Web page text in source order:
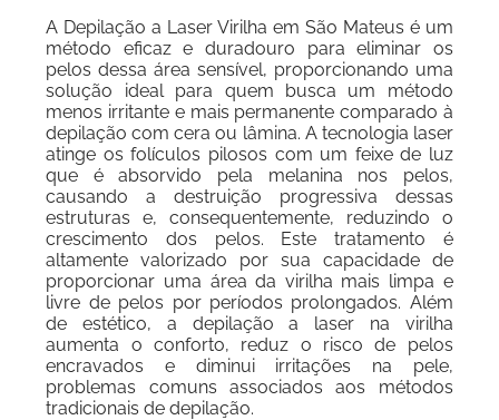
A Depilação a Laser Virilha em São Mateus é um
método eficaz e duradouro para eliminar os
pelos dessa área sensível, proporcionando uma
solução ideal para quem busca um método
menos irritante e mais permanente comparado à
depilação com cera ou lâmina. A tecnologia laser
atinge os folículos pilosos com um feixe de luz
que é absorvido pela melanina nos pelos,
causando a destruição progressiva dessas
estruturas e, consequentemente, reduzindo o
crescimento dos pelos. Este tratamento é
altamente valorizado por sua capacidade de
proporcionar uma área da virilha mais limpa e
livre de pelos por períodos prolongados. Além
de estético, a depilação a laser na virilha
aumenta o conforto, reduz o risco de pelos
encravados e diminui irritações na pele,
problemas comuns associados aos métodos
tradicionais de depilação.